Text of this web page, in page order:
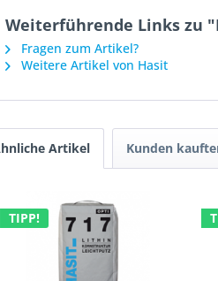
Weiterführende Links zu
Fragen zum Artikel?
Weitere Artikel von Hasit
Artikel Kunden
TIPP!